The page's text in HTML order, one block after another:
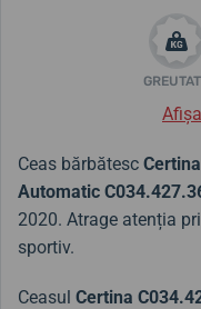
Ceas bărbătesc
Automatic
2020. Atrage atenția
sportiv.
Ceasul Certina